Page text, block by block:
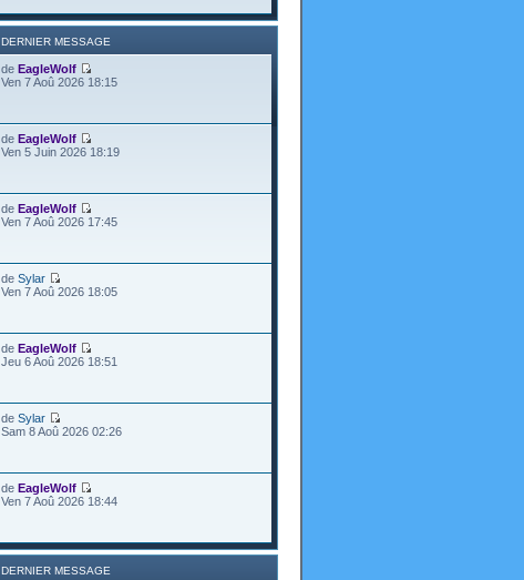
DERNIER MESSAGE
deEagleWolf
Ven 7 Aoû 2026 18:15
deEagleWolf
Ven 5 Juin 2026 18:19
deEagleWolf
Ven 7 Aoû 2026 17:45
deSylar
Ven 7 Aoû 2026 18:05
deEagleWolf
Jeu 6 Aoû 2026 18:51
deSylar
Sam 8 Aoû 2026 02:26
deEagleWolf
Ven 7 Aoû 2026 18:44
DERNIER MESSAGE